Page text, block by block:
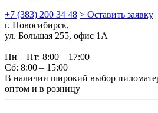
+7 (383) 200 34 48 > Оставить заявку
г. Новосибирск,
ул. Большая 255, офис 1А
Пн – Пт: 8:00 – 17:00
Сб: 8:00 – 15:00
В наличии широкий выбор
оптом и в розницу